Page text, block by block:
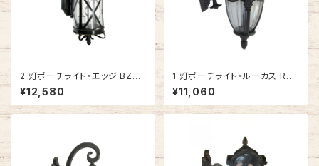
2 灯ポーチライト・エッジ BZ
(グロッシーブラック) #IM-5120
BZ
¥12,580
1 灯ポーチライト・ルーカス RU
ST (ラスト) #IM-0008WD-R
UST
¥11,060